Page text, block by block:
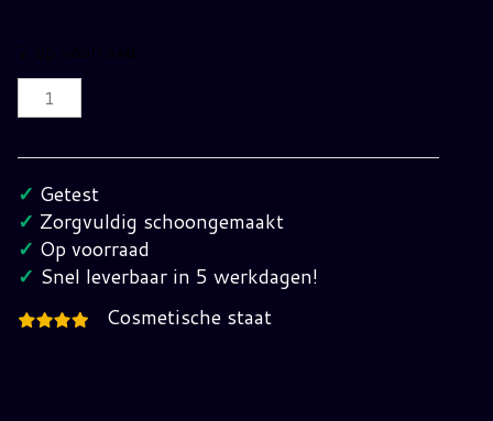
2 op voorraad
Donkey
Kong
GameBoy
(EUR)
hoeveelheid
✓ Getest
✓ Zorgvuldig schoongemaakt
✓ Op voorraad
✓ Snel leverbaar in 5 werkdagen!
Cosmetische staat